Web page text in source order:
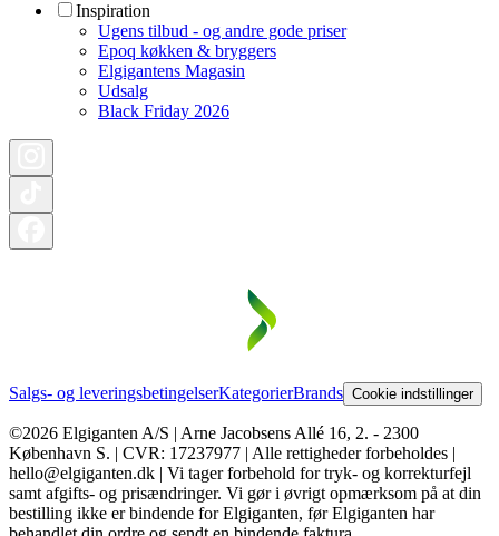
Inspiration
Ugens tilbud - og andre gode priser
Epoq køkken & bryggers
Elgigantens Magasin
Udsalg
Black Friday 2026
Salgs- og leveringsbetingelserKategorierBrands Cookie indstillinger
©2026 Elgiganten A/S | Arne Jacobsens Allé 16, 2. - 2300
København S. | CVR: 17237977 | Alle rettigheder forbeholdes |
hello@elgiganten.dk | Vi tager forbehold for tryk- og korrekturfejl
samt afgifts- og prisændringer. Vi gør i øvrigt opmærksom på at din
bestilling ikke er bindende for Elgiganten, før Elgiganten har